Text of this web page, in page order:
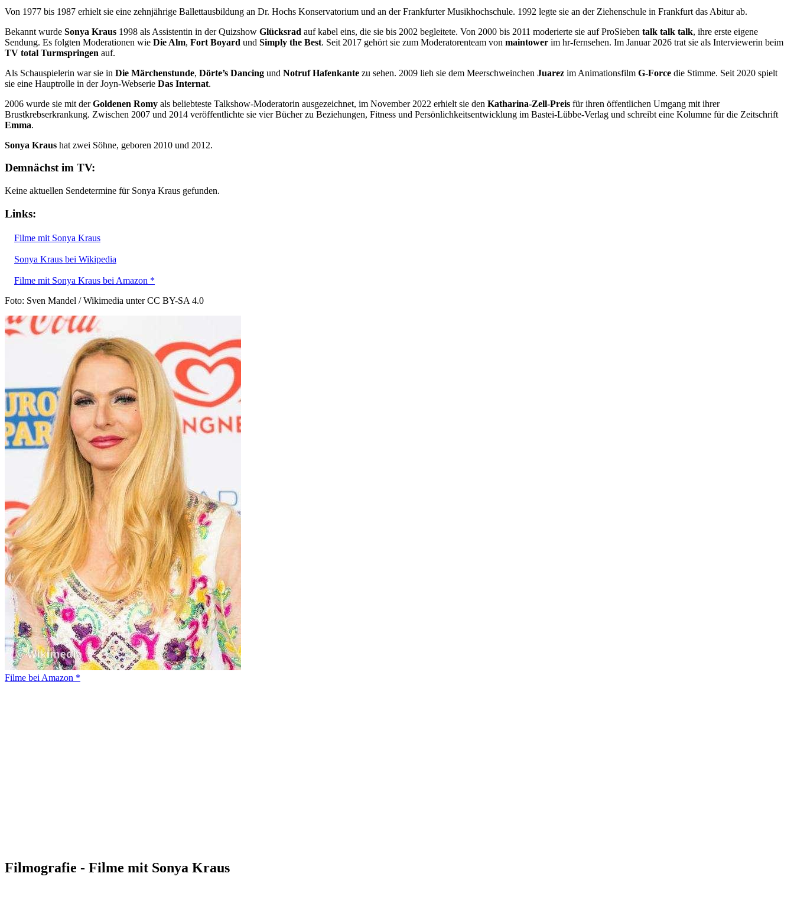
Von 1977 bis 1987 erhielt sie eine zehnjährige Ballettausbildung an Dr. Hochs Konservatorium und an der Frankfurter Musikhochschule. 1992 legte sie an der Ziehenschule in Frankfurt das Abitur ab.
Bekannt wurde Sonya Kraus 1998 als Assistentin in der Quizshow Glücksrad auf kabel eins, die sie bis 2002 begleitete. Von 2000 bis 2011 moderierte sie auf ProSieben talk talk talk, ihre erste eigene
Sendung. Es folgten Moderationen wie Die Alm, Fort Boyard und Simply the Best. Seit 2017 gehört sie zum Moderatorenteam von maintower im hr-fernsehen. Im Januar 2026 trat sie als Interviewerin beim
TV total Turmspringen auf.
Als Schauspielerin war sie in Die Märchenstunde, Dörte’s Dancing und Notruf Hafenkante zu sehen. 2009 lieh sie dem Meerschweinchen Juarez im Animationsfilm G-Force die Stimme. Seit 2020 spielt
sie eine Hauptrolle in der Joyn-Webserie Das Internat.
2006 wurde sie mit derGoldenen Romy als beliebteste Talkshow-Moderatorin ausgezeichnet, im November 2022 erhielt sie den Katharina-Zell-Preis für ihren öffentlichen Umgang mit ihrer
Brustkrebserkrankung. Zwischen 2007 und 2014 veröffentlichte sie vier Bücher zu Beziehungen, Fitness und Persönlichkeitsentwicklung im Bastei-Lübbe-Verlag und schreibt eine Kolumne für die Zeitschrift
Emma.
Sonya Kraus hat zwei Söhne, geboren 2010 und 2012.
Demnächst im TV:
Keine aktuellen Sendetermine für Sonya Kraus gefunden.
Links:
Filme mit Sonya Kraus
Sonya Kraus bei Wikipedia
Filme mit Sonya Kraus bei Amazon *
Foto: Sven Mandel / Wikimedia unter CC BY-SA 4.0
Filme bei Amazon *
Filmografie - Filme mit Sonya Kraus